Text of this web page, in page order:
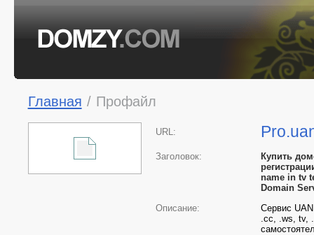
Главная / Профайл
URL:
Заголовок:
Купить
name in tv
Domain
Описание:
Сервис
.cc, .ws, tv,